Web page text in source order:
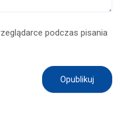
podczas pisania